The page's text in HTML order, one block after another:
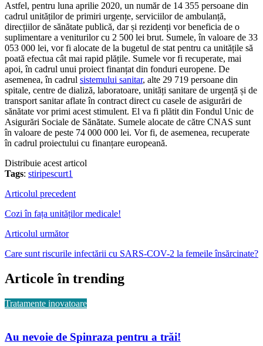
Astfel, pentru luna aprilie 2020, un număr de 14 355 persoane din
cadrul unităților de primiri urgențe, serviciilor de ambulanță,
direcțiilor de sănătate publică, dar și rezidenți vor beneficia de o
suplimentare a veniturilor cu 2 500 lei brut. Sumele, în valoare de 33
053 000 lei, vor fi alocate de la bugetul de stat pentru ca unitățile să
poată efectua cât mai rapid plățile. Sumele vor fi recuperate, mai
apoi, în cadrul unui proiect finanțat din fonduri europene. De
asemenea, în cadrul sistemului sanitar, alte 29 719 persoane din
spitale, centre de dializă, laboratoare, unități sanitare de urgență și de
transport sanitar aflate în contract direct cu casele de asigurări de
sănătate vor primi acest stimulent. El va fi plătit din Fondul Unic de
Asigurări Sociale de Sănătate. Sumele alocate de către CNAS sunt
în valoare de peste 74 000 000 lei. Vor fi, de asemenea, recuperate
în cadrul proiectului cu finanțare europeană.
Distribuie acest articol
Tags: stiripescurt1
Articolul precedent
Cozi în fața unităților medicale!
Articolul următor
Care sunt riscurile infectării cu SARS-COV-2 la femeile însărcinate?
Articole în trending
Tratamente inovatoare
Au nevoie de Spinraza pentru a trăi!